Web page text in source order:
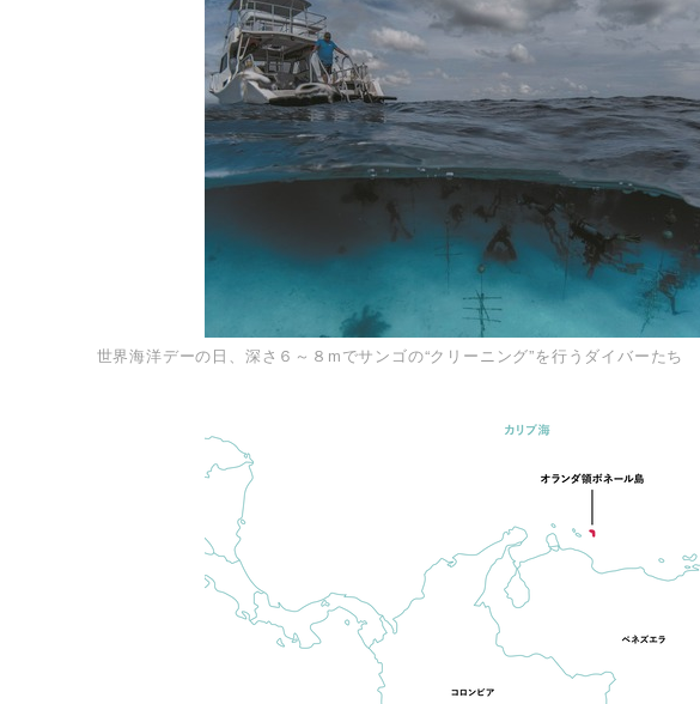
世界海洋デーの日、深さ６～８mでサンゴの“クリーニング”を行うダイバーたち